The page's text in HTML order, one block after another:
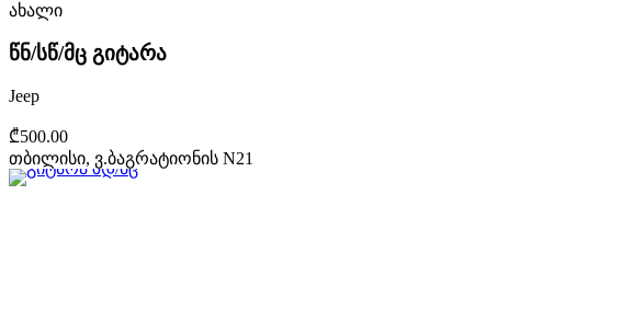
ახალი
წნ/სწ/მც გიტარა
Jeep
₾500.00
თბილისი, ვ.ბაგრატიონის N21